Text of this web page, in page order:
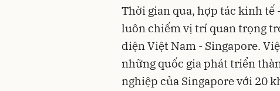
Thời gian qua, hợp tác kinh tế
luôn chiếm vị trí quan trọng
diện Việt Nam - Singapore.
những quốc gia phát triển
nghiệp của Singapore với 20